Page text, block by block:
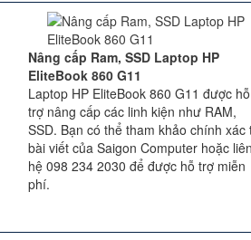
Nâng cấp Ram, SSD Laptop HP
EliteBook 860 G11
Laptop HP EliteBook 860 G11 được hỗ
trợ nâng cấp các linh kiện như RAM,
SSD. Bạn có thể tham khảo chính xác
bài viết của Saigon Computer hoặc liên
hệ 098 234 2030 để được hỗ trợ miễn
phí.